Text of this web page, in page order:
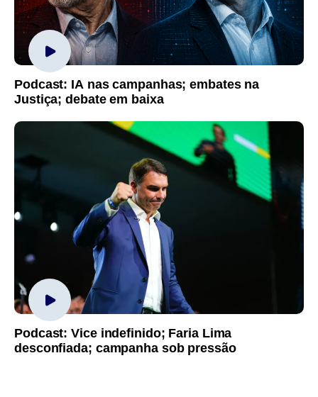
Podcast: IA nas campanhas; embates na
Justiça; debate em baixa
Podcast: Vice indefinido; Faria Lima
desconfiada; campanha sob pressão